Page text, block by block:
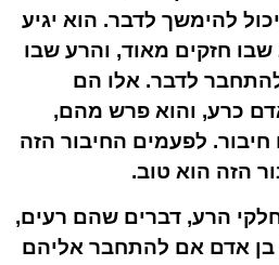
להימשך לדבר. הוא יגיע
חזקים מאוד, והרע שבו
לדבר. אלו הם
כרע, והוא פרש מהם,
חיבור. לפעמים החיבור הזה
הזה הוא טוב.
הרע, דברים שהם רעים,
אדם אם להתחבר אליהם